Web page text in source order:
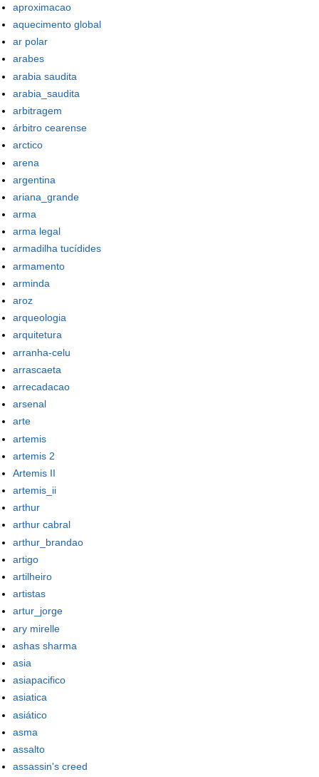
aproximacao
aquecimento global
ar polar
arabes
arabia saudita
arabia_saudita
arbitragem
árbitro cearense
arctico
arena
argentina
ariana_grande
arma
arma legal
armadilha tucídides
armamento
arminda
aroz
arqueologia
arquitetura
arranha-celu
arrascaeta
arrecadacao
arsenal
arte
artemis
artemis 2
Artemis II
artemis_ii
arthur
arthur cabral
arthur_brandao
artigo
artilheiro
artistas
artur_jorge
ary mirelle
ashas sharma
asia
asiapacifico
asiatica
asiático
asma
assalto
assassin's creed